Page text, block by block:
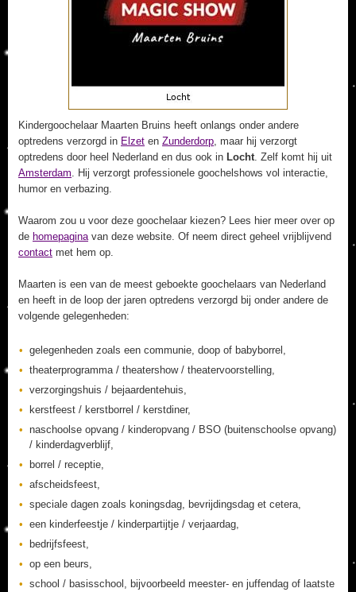
Kindergoochelaar Maarten Bruins heeft onlangs onder andere
optredens verzorgd in Elzet en Zunderdorp, maar hij verzorgt
optredens door heel Nederland en dus ook in Locht. Zelf komt hij uit
Amsterdam. Hij verzorgt professionele goochelshows vol interactie,
humor en verbazing.
Waarom zou u voor deze goochelaar kiezen? Lees hier meer over op
de homepaginavan deze website. Of neem direct geheel vrijblijvend
contact met hem op.
Maarten is een van de meest geboekte goochelaars van Nederland
en heeft in de loop der jaren optredens verzorgd bij onder andere de
volgende gelegenheden:
gelegenheden zoals een communie, doop of babyborrel,
theaterprogramma / theatershow / theatervoorstelling,
verzorgingshuis / bejaardentehuis,
kerstfeest / kerstborrel / kerstdiner,
naschoolse opvang / kinderopvang / BSO (buitenschoolse opvang)
/ kinderdagverblijf,
borrel / receptie,
afscheidsfeest,
speciale dagen zoals koningsdag, bevrijdingsdag et cetera,
een kinderfeestje / kinderpartijtje / verjaardag,
bedrijfsfeest,
op een beurs,
school / basisschool, bijvoorbeeld meester- en juffendag of laatste